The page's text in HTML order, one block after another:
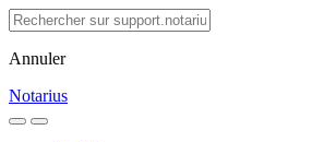
Annuler
Notarius